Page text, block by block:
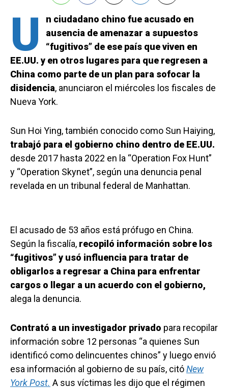
U
n ciudadano chino fue acusado en
ausencia de amenazar a supuestos
“fugitivos” de ese país que viven en
EE.UU. y en otros lugares para que regresen a
China como parte de un plan para sofocar la
disidencia, anunciaron el miércoles los fiscales de
Nueva York.
Sun Hoi Ying, también conocido como Sun Haiying,
trabajó para el gobierno chino dentro de EE.UU.
desde 2017 hasta 2022 en la “Operation Fox Hunt”
y “Operation Skynet”, según una denuncia penal
revelada en un tribunal federal de Manhattan.
El acusado de 53 años está prófugo en China.
Según la fiscalía, recopiló información sobre los
“fugitivos” y usó influencia para tratar de
obligarlos a regresar a China para enfrentar
cargos o llegar a un acuerdo con el gobierno,
alega la denuncia.
Contrató a un investigador privado para recopilar
información sobre 12 personas “a quienes Sun
identificó como delincuentes chinos” y luego envió
esa información al gobierno de su país, citóNew
York Post. A sus víctimas les dijo que el régimen